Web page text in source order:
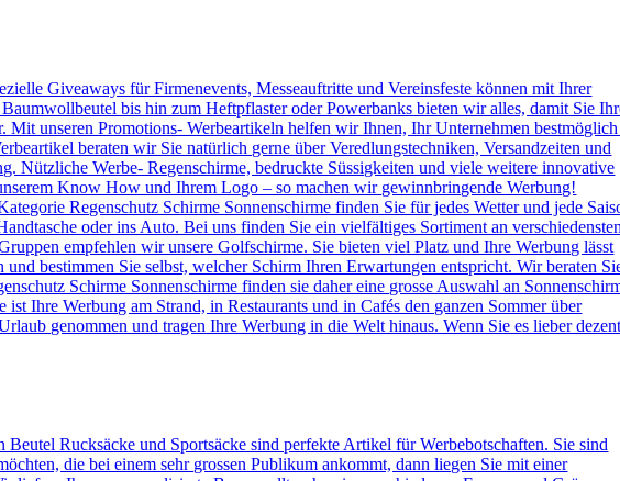
Giveaways für Firmenevents, Messeauftritte und Vereinsfeste können mit Ihrer
bis hin zum Heftpflaster oder Powerbanks bieten wir alles, damit Sie
unseren Promotions- Werbeartikeln helfen wir Ihnen, Ihr Unternehmen
beraten wir Sie natürlich gerne über Veredlungstechniken, Versandzeiten und
Werbe- Regenschirme, bedruckte Süssigkeiten und viele weitere innovative
Know How und Ihrem Logo – so machen wir gewinnbringende Werbung!
Regenschutz Schirme Sonnenschirme finden Sie für jedes Wetter und jede
oder ins Auto. Bei uns finden Sie ein vielfältiges Sortiment an
empfehlen wir unsere Golfschirme. Sie bieten viel Platz und Ihre Werbung lässt
bestimmen Sie selbst, welcher Schirm Ihren Erwartungen entspricht. Wir beraten
Schirme Sonnenschirme finden sie daher eine grosse Auswahl an
Ihre Werbung am Strand, in Restaurants und in Cafés den ganzen Sommer über
genommen und tragen Ihre Werbung in die Welt hinaus. Wenn Sie es lieber
Rucksäcke und Sportsäcke sind perfekte Artikel für Werbebotschaften. Sie sind
die bei einem sehr grossen Publikum ankommt, dann liegen Sie mit einer